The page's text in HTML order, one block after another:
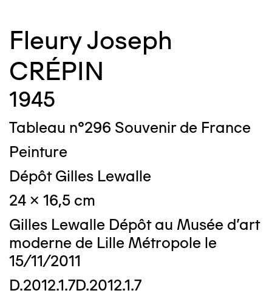
Fleury Joseph
CRÉPIN
1945
Tableau n°296 Souvenir de France
Peinture
Dépôt Gilles Lewalle
24 x 16,5 cm
Gilles Lewalle Dépôt au Musée d'art
moderne de Lille Métropole le
15/11/2011
D.2012.1.7D.2012.1.7